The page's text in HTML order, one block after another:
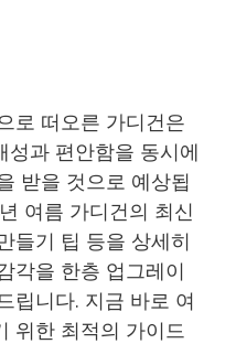
로 떠오른 가디건은
성과 편안함을 동시에
받을 것으로 예상됩
여름 가디건의 최신
들기 팁 등을 상세히
각을 한층 업그레이
립니다. 지금 바로 여
위한 최적의 가이드